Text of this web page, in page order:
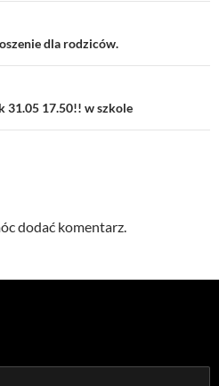
dla rodziców.
31.05 17.50!! w szkole
dodać komentarz.